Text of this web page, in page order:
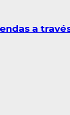
a